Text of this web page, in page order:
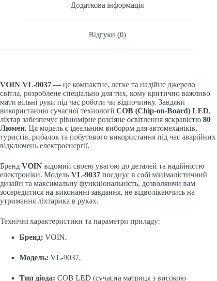
Додаткова інформація
Відгуки (0)
VOIN VL-9037 — це компактне, легке та надійне джерело
світла, розроблене спеціально для тих, кому критично важливо
мати вільні руки під час роботи чи відпочинку. Завдяки
використанню сучасної технологіїCOB (Chip-on-Board) LED,
ліхтар забезпечує рівномірне розсіяне освітлення яскравістю 80
Люмен. Ця модель є ідеальним вибором для автомеханіків,
туристів, рибалок та побутового використання під час аварійних
відключень електроенергії.
Бренд VOIN відомий своєю увагою до деталей та надійністю
електроніки. Модель VL-9037 поєднує в собі мінімалістичний
дизайн та максимальну функціональність, дозволяючи вам
зосередитися на виконанні завдання, не відволікаючись на
утримання ліхтарика в руках.
Технічні характеристики та параметри приладу:
Бренд: VOIN.
Модель: VL-9037.
Тип діода: COB LED (сучасна матриця з високою